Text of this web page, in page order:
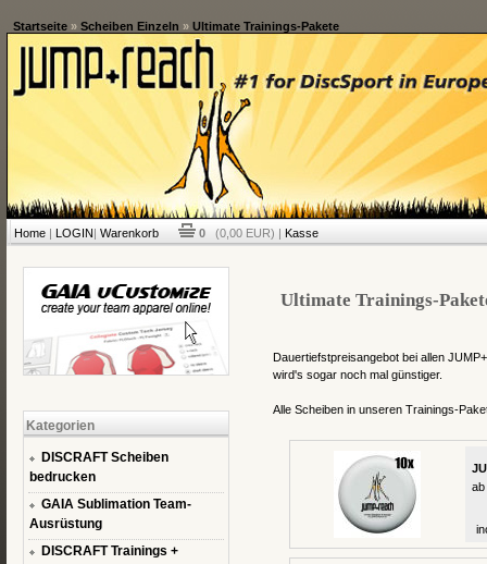
Startseite» Scheiben Einzeln » Ultimate Trainings-Pakete
Home| LOGIN| Warenkorb 0 (0,00 EUR) | Kasse
Kategorien
DISCRAFT Scheiben
bedrucken
GAIA Sublimation Team-
Ausrüstung
DISCRAFT Trainings +
Ultimate Trainings-
Dauertiefstpreisangebot bei allen
wird's sogar noch mal günstiger.
Alle Scheiben in unseren Trainings-
ab